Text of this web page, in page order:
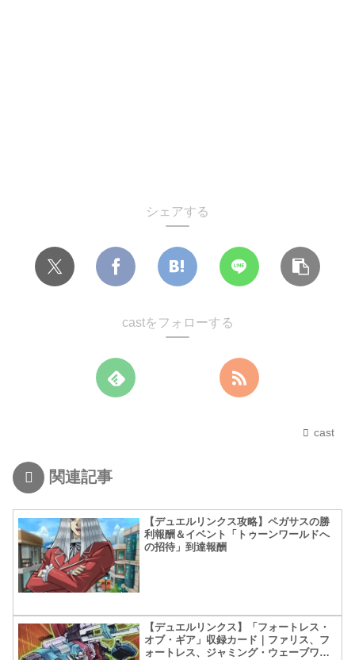
シェアする
castをフォローする
cast
関連記事
【デュエルリンクス攻略】ペガサスの勝
利報酬＆イベント「トゥーンワールドへ
の招待」到達報酬
【デュエルリンクス】「フォートレス・
オブ・ギア」収録カード｜ファリス、フ
ォートレス、ジャミング・ウェーブワロ